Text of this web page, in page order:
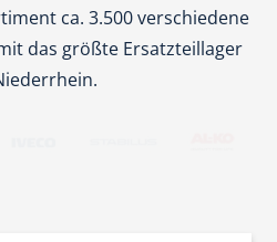
ca. 3.500 verschiedene
das größte Ersatzteillager